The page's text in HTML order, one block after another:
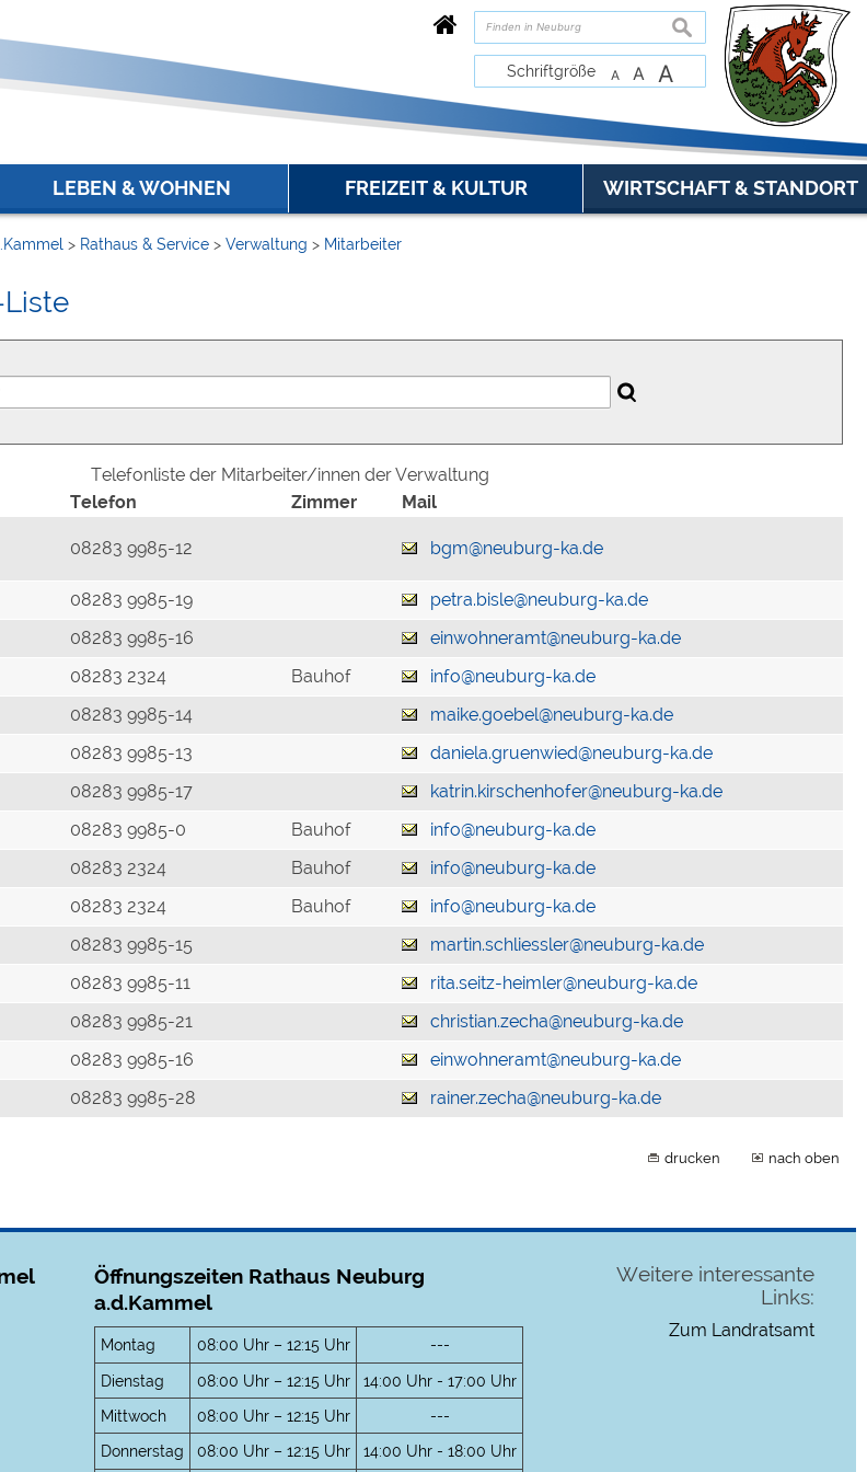
suchen
Schriftgröße A A A
LEBEN & WOHNEN FREIZEIT & KULTUR WIRTSCHAFT & STANDORT
> Rathaus & Service > Verwaltung > Mitarbeiter
Telefonliste der Mitarbeiter/innen der Verwaltung
Telefon Zimmer
Mail
08283 9985-12 bgm@neuburg-ka.de
08283 9985-19
petra.bisle@neuburg-ka.de
08283 9985-16
einwohneramt@neuburg-ka.de
08283 2324 Bauhof
info@neuburg-ka.de
08283 9985-14
maike.goebel@neuburg-ka.de
08283 9985-13
daniela.gruenwied@neuburg-ka.de
08283 9985-17
katrin.kirschenhofer@neuburg-ka.de
08283 9985-0 Bauhof
info@neuburg-ka.de
08283 2324 Bauhof
info@neuburg-ka.de
08283 2324 Bauhof
info@neuburg-ka.de
08283 9985-15
martin.schliessler@neuburg-ka.de
08283 9985-11
rita.seitz-heimler@neuburg-ka.de
08283 9985-21
christian.zecha@neuburg-ka.de
08283 9985-16
einwohneramt@neuburg-ka.de
08283 9985-28 rainer.zecha@neuburg-ka.de
drucken nach oben
Öffnungszeiten Rathaus Neuburg
a.d.Kammel
Montag 08:00 Uhr – 12:15 Uhr
---
Dienstag
08:00 Uhr – 12:15 Uhr
14:00 Uhr - 17:00 Uhr
Mittwoch
08:00 Uhr – 12:15 Uhr
---
Donnerstag
08:00 Uhr – 12:15 Uhr 14:00 Uhr - 18:00 Uhr
Weitere interessante
Links:
Zum Landratsamt